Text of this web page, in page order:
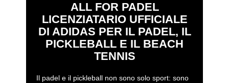
ALL FOR PADEL
LICENZIATARIO UFFICIALE
DI ADIDAS PER IL PADEL, IL
PICKLEBALL E IL BEACH
TENNIS
Il padel e il pickleball non sono solo sport: sono